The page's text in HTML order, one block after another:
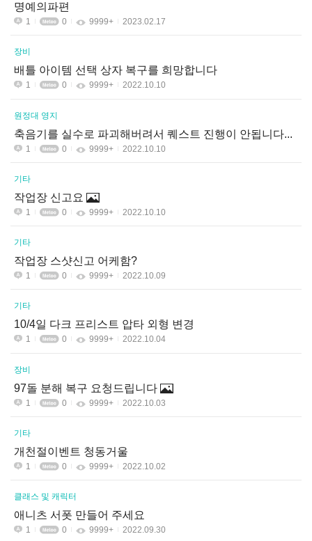
명예의파편
1 0 9999+ 2023.02.17
장비
배틀 아이템 선택 상자 복구를 희망합니다
1 0 9999+ 2022.10.10
원정대 영지
축음기를 실수로 파괴해버려서 퀘스트 진행이 안됩니다...
1 0 9999+ 2022.10.10
기타
작업장 신고요
1 0 9999+ 2022.10.10
기타
작업장 스샷신고 어케함?
1 0 9999+ 2022.10.09
기타
10/4일 다크 프리스트 압타 외형 변경
1 0 9999+ 2022.10.04
장비
97돌 분해 복구 요청드립니다
1 0 9999+ 2022.10.03
기타
개천절이벤트 청동거울
1 0 9999+ 2022.10.02
클래스 및 캐릭터
애니츠 서폿 만들어 주세요
1 0 9999+ 2022.09.30